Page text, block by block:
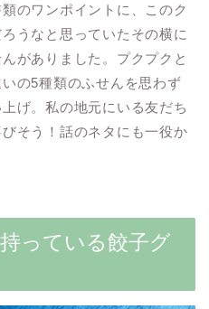
のワンポイントに、このク
うなと思っていたその横に
がありました。プクプクと
の5種類のふせんを思わず
げ。私の地元にいる友だち
そう！話のネタにも一役か
っている餃子グ